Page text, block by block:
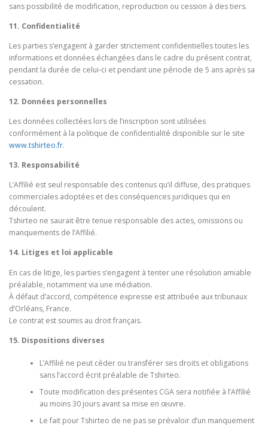
sans possibilité de modification, reproduction ou cession à des tiers.
11. Confidentialité
Les parties s’engagent à garder strictement confidentielles toutes les
informations et données échangées dans le cadre du présent contrat,
pendant la durée de celui-ci et pendant une période de 5 ans après sa
cessation.
12. Données personnelles
Les données collectées lors de l’inscription sont utilisées
conformément à la politique de confidentialité disponible sur le site
www.tshirteo.fr.
13. Responsabilité
L’Affilié est seul responsable des contenus qu’il diffuse, des pratiques
commerciales adoptées et des conséquences juridiques qui en
découlent.
Tshirteo ne saurait être tenue responsable des actes, omissions ou
manquements de l’Affilié.
14. Litiges et loi applicable
En cas de litige, les parties s’engagent à tenter une résolution amiable
préalable, notamment via une médiation.
À défaut d’accord, compétence expresse est attribuée aux tribunaux
d’Orléans, France.
Le contrat est soumis au droit français.
15. Dispositions diverses
L’Affilié ne peut céder ou transférer ses droits et obligations
sans l’accord écrit préalable de Tshirteo.
Toute modification des présentes CGA sera notifiée à l’Affilié
au moins 30 jours avant sa mise en œuvre.
Le fait pour Tshirteo de ne pas se prévaloir d’un manquement